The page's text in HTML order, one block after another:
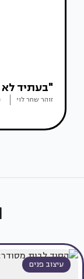
"בעתיד לא
זוהר שחר לוי
עיצוב פנים